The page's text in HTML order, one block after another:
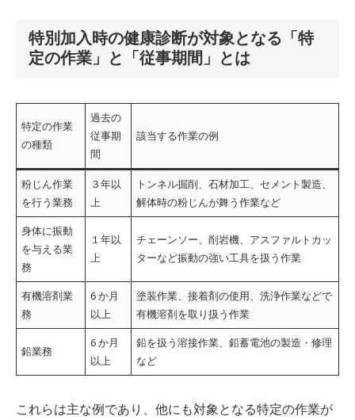
特別加入時の健康診断が対象となる「特
定の作業」と「従事期間」とは
特定の作業
の種類
過去の
従事期
間
該当する作業の例
粉じん作業
を行う業務
３年以
上
トンネル掘削、石材加工、セメント製造、
解体時の粉じんが舞う作業など
身体に振動
を与える業
務
１年以
上
チェーンソー、削岩機、アスファルトカッ
ターなど振動の強い工具を扱う作業
有機溶剤業
務
6 か月
以上
塗装作業、接着剤の使用、洗浄作業などで
有機溶剤を取り扱う作業
鉛業務
6 か月
以上
鉛を扱う溶接作業、鉛蓄電池の製造・修理
など
これらは主な例であり、他にも対象となる特定の作業が